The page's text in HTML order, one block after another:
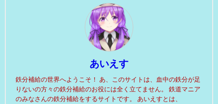
あいえす
鉄分補給の世界へようこそ！ あ、このサイトは、血中の鉄分が足
りないの方々の鉄分補給のお役には全く立てません。 鉄道マニア
のみなさんの鉄分補給をするサイトです。 あいえすとは、